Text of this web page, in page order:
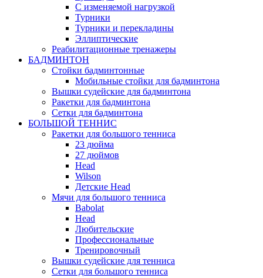
С изменяемой нагрузкой
Турники
Турники и перекладины
Эллиптические
Реабилитационные тренажеры
БАДМИНТОН
Стойки бадминтонные
Мобильные стойки для бадминтона
Вышки судейские для бадминтона
Ракетки для бадминтона
Сетки для бадминтона
БОЛЬШОЙ ТЕННИС
Ракетки для большого тенниса
23 дюйма
27 дюймов
Head
Wilson
Детские Head
Мячи для большого тенниса
Babolat
Head
Любительские
Профессиональные
Тренировочный
Вышки судейские для тенниса
Сетки для большого тенниса